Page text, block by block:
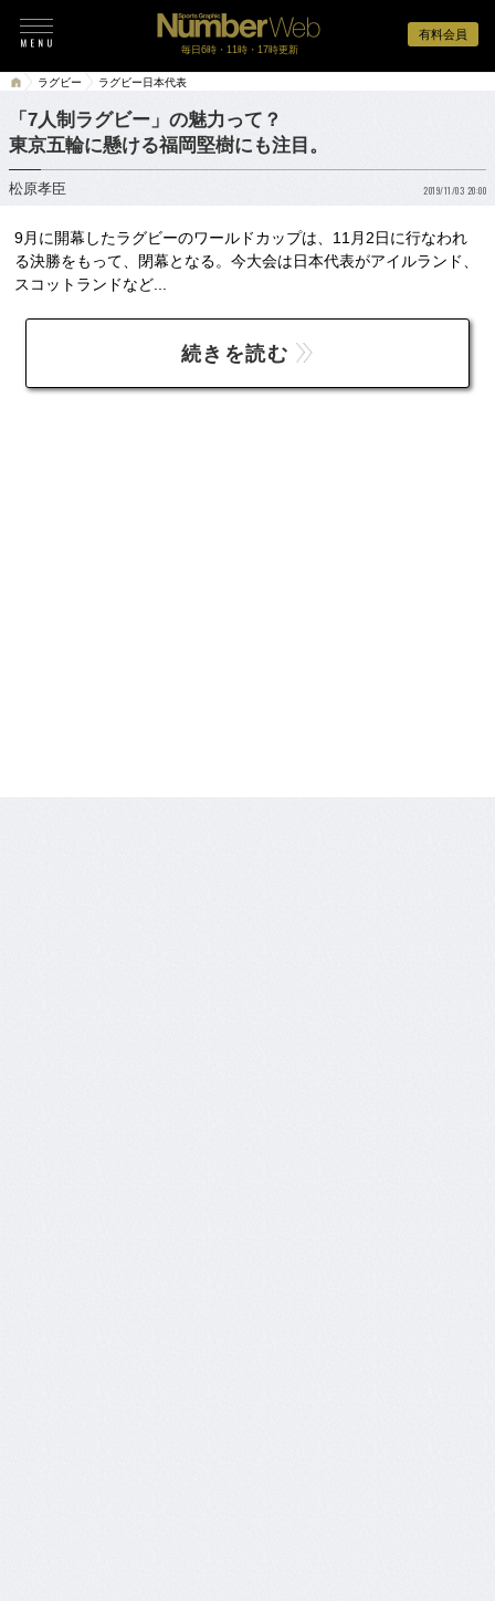
有料会員
毎日6時・11時・17時更新
ラグビー ラグビー日本代表
「7人制ラグビー」の魅力って？
東京五輪に懸ける福岡堅樹にも注目。
松原孝臣 2019/11/03 20:00
9月に開幕したラグビーのワールドカップは、11月2日に行なわれ
る決勝をもって、閉幕となる。今大会は日本代表がアイルランド、
スコットランドなど...
続きを読む